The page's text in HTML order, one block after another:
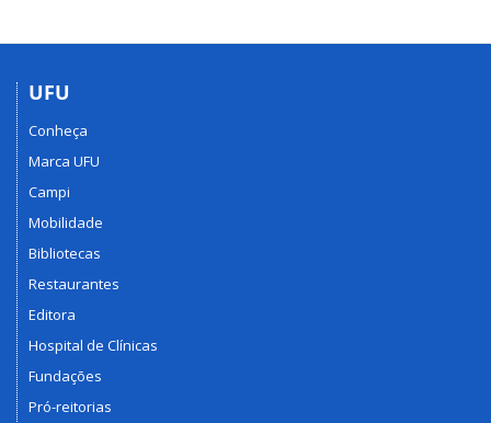
UFU
Conheça
Marca UFU
Campi
Mobilidade
Bibliotecas
Restaurantes
Editora
Hospital de Clínicas
Fundações
Pró-reitorias